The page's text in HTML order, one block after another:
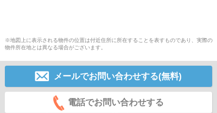
※地図上に表示される物件の位置は付近住所に所在することを表すものであり、実際の
物件所在地とは異なる場合がございます。
メールでお問い合わせする(無料)
電話でお問い合わせする